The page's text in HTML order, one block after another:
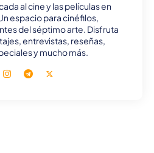
al cine y las películas en
espacio para cinéfilos,
del séptimo arte. Disfruta
entrevistas, reseñas,
y mucho más.